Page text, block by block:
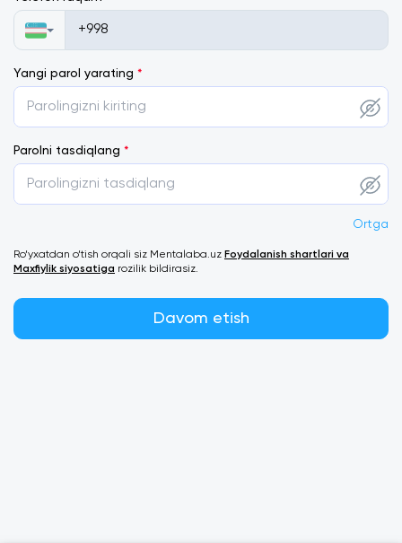
Yangi parol yarating *
Parolni tasdiqlang *
Ortga
Ro‘yxatdan o‘tish orqali siz Mentalaba.uz Foydalanish shartlari va
Maxfiylik siyosatiga rozilik bildirasiz.
Davom etish